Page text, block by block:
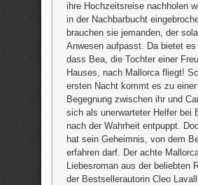
ihre Hochzeitsreise nachholen
in der Nachbarbucht
brauchen sie jemanden, der
Anwesen aufpasst. Da bietet
dass Bea, die Tochter einer
Hauses, nach Mallorca fliegt!
ersten Nacht kommt es zu
Begegnung zwischen ihr und
sich als unerwarteter Helfer bei
nach der Wahrheit entpuppt.
hat sein Geheimnis, von dem
erfahren darf. Der achte
Liebesroman aus der beliebten
der Bestsellerautorin Cleo